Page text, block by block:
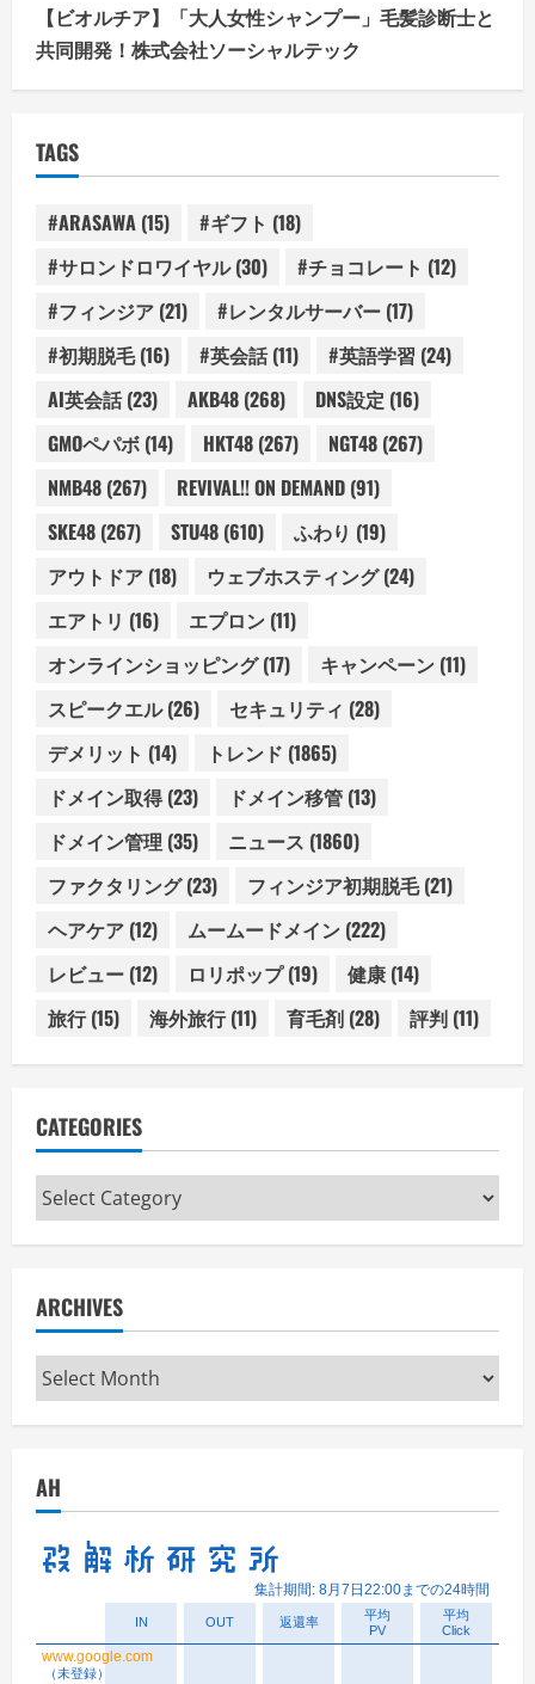
【ビオルチア】「大人女性シャンプー」毛髪診断士と
共同開発！株式会社ソーシャルテック
TAGS
#ARASAWA (15) #ギフト (18)
#サロンドロワイヤル(30) #チョコレート (12)
#フィンジア (21) #レンタルサーバー (17)
#初期脱毛(16) #英会話(11) #英語学習 (24)
AI英会話(23) AKB48 (268) DNS設定 (16)
GMOペパボ (14) HKT48 (267) NGT48 (267)
NMB48 (267) REVIVAL!! ON DEMAND (91)
SKE48 (267) STU48 (610) ふわり (19)
アウトドア (18) ウェブホスティング(24)
エアトリ (16) エプロン (11)
オンラインショッピング(17) キャンペーン (11)
スピークエル(26) セキュリティ (28)
デメリット (14) トレンド (1865)
ドメイン取得(23) ドメイン移管 (13)
ドメイン管理 (35) ニュース (1860)
ファクタリング(23) フィンジア初期脱毛(21)
ヘアケア (12) ムームードメイン (222)
レビュー (12) ロリポップ(19) 健康 (14)
旅行(15) 海外旅行(11) 育毛剤 (28) 評判 (11)
CATEGORIES
Categories
ARCHIVES
Archives
AH